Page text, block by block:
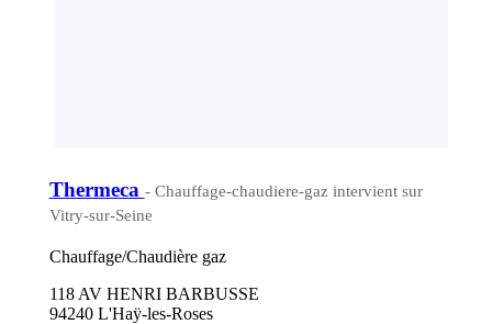
Thermeca - Chauffage-chaudiere-gaz intervient sur
Vitry-sur-Seine
Chauffage/Chaudière gaz
118 AV HENRI BARBUSSE
94240 L'Haÿ-les-Roses